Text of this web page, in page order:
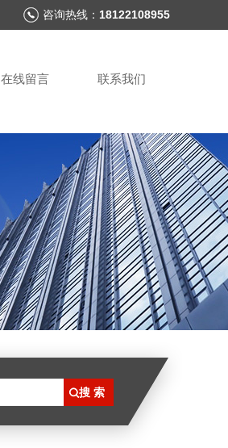
咨询热线： 18122108955
在线留言 联系我们